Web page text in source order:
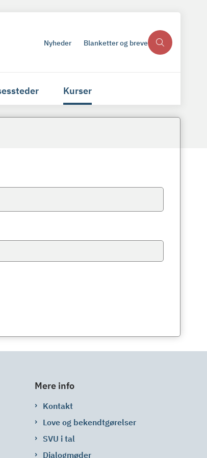
Nyheder Blanketter og breve
Kurser
Mere info
Kontakt
Love og bekendtgørelser
SVU i tal
Dialogmøder